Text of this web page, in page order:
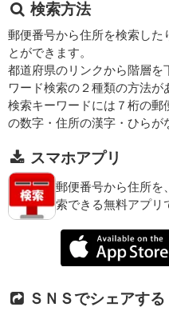
検索方法
郵便番号から住所を検索した
とができます。
都道府県のリンクから階層を
ワード検索の２種類の方法が
検索キーワードには７桁の
の数字・住所の漢字・ひらが
スマホアプリ
郵便番号から住所を
索できる無料アプリ
ＳＮＳでシェアする